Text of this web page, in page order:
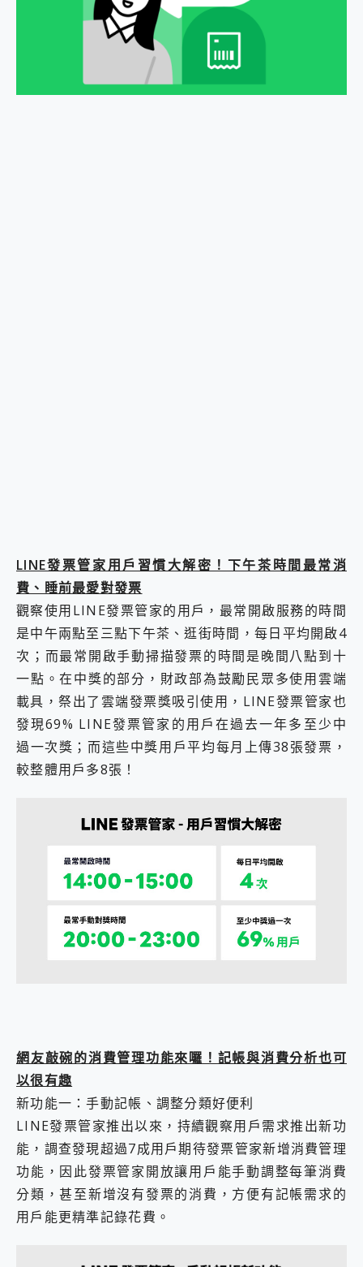
人像旗艦 vivo V30 系列 開箱 評測! 首搭蔡司光學鏡頭、攝影棚級柔光環、拍攝功能最好玩的美拍神機 vivo V30 Pro
多個願望一次滿足 超強散熱 微星 MSI Claw A1M-026TW 電競掌機 開箱 評測
Motorola edge 70 pro 及 moto g37 power上市，登錄在送飛利浦氣炸鍋
LINE發票管家用戶習慣大解密！下午茶時間最常消
費、睡前最愛對發票
觀察使用LINE發票管家的用戶，最常開啟服務的時間
是中午兩點至三點下午茶、逛街時間，每日平均開啟4
次；而最常開啟手動掃描發票的時間是晚間八點到十
一點。在中獎的部分，財政部為鼓勵民眾多使用雲端
載具，祭出了雲端發票獎吸引使用，LINE發票管家也
發現69% LINE發票管家的用戶在過去一年多至少中
過一次獎；而這些中獎用戶平均每月上傳38張發票，
較整體用戶多8張！
網友敲碗的消費管理功能來囉！記帳與消費分析也可
以很有趣
新功能一：手動記帳、調整分類好便利
LINE發票管家推出以來，持續觀察用戶需求推出新功
能，調查發現超過7成用戶期待發票管家新增消費管理
功能，因此發票管家開放讓用戶能手動調整每筆消費
分類，甚至新增沒有發票的消費，方便有記帳需求的
用戶能更精準記錄花費。